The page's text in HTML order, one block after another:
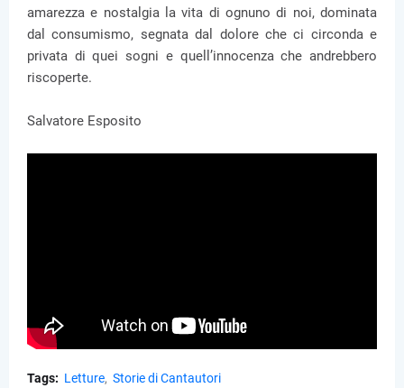
amarezza e nostalgia la vita di ognuno di noi, dominata
dal consumismo, segnata dal dolore che ci circonda e
privata di quei sogni e quell’innocenza che andrebbero
riscoperte.
Salvatore Esposito
Tags: Letture Storie di Cantautori